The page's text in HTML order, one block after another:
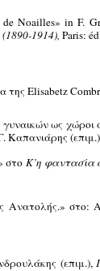
de Noailles» in F.
1914), Paris:
της Elisabetz
γυναικών ως
στο Κ’η φαντασία
Ανατολής.» στο:
(επιμ.),